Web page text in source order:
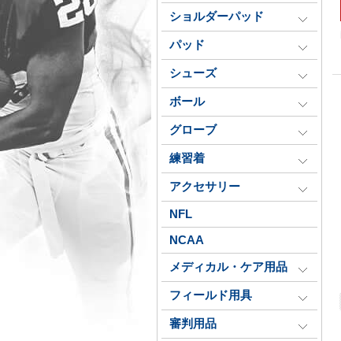
ショルダーパッド
パッド
シューズ
ボール
グローブ
練習着
アクセサリー
NFL
NCAA
メディカル・ケア用品
フィールド用具
審判用品